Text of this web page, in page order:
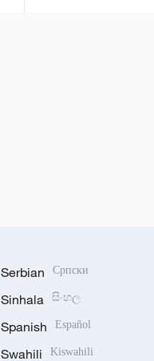
Serbian Српски
Sinhala සිංහල
Spanish Español
Swahili Kiswahili